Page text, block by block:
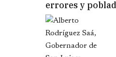
errores y